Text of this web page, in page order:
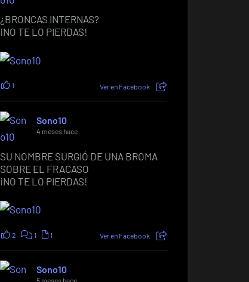
¿BRONCAS INTERNAS?
¡NO TE LO PIERDAS!
1 Ver en Facebook
Sono10
4 meses hace
SU NOMBRE SURGIÓ DE UNA BROMA
SOBRE EL FRACASO
¡NO TE LO PIERDAS!
2 1 1 Ver en Facebook
Sono10